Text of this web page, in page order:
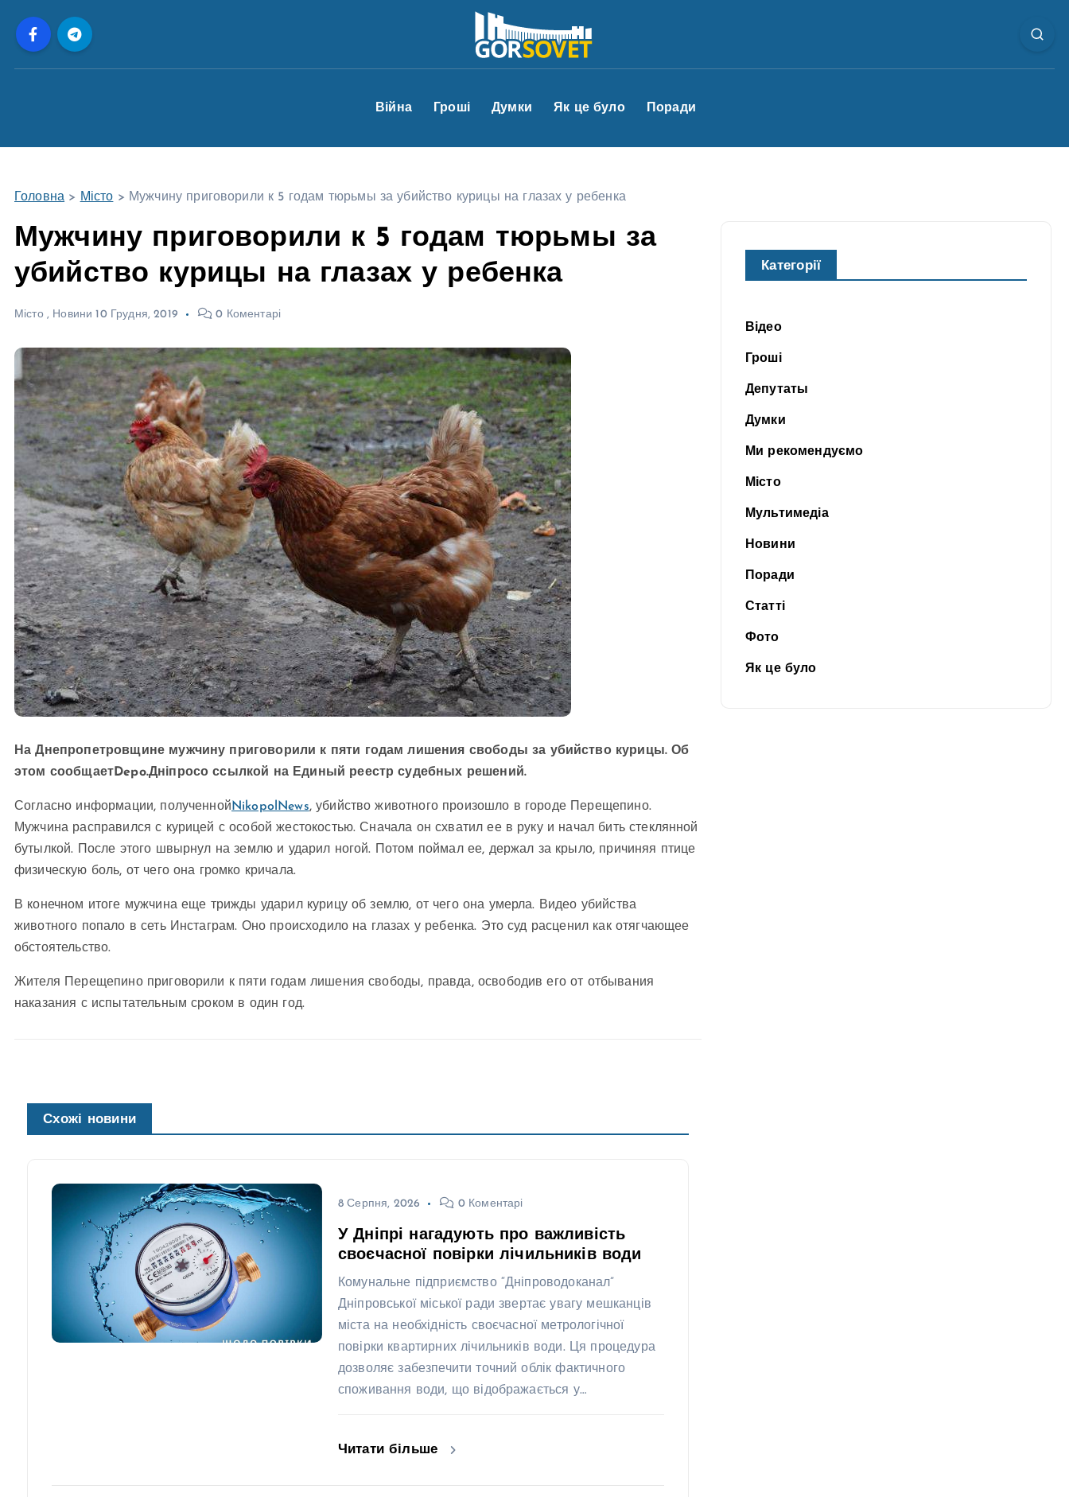
Війна Гроші Думки Як це було Поради
Головна > Місто > Мужчину приговорили к 5 годам тюрьмы за убийство курицы на глазах у ребенка
Мужчину приговорили к 5 годам тюрьмы за
убийство курицы на глазах у ребенка
Місто, Новини 10 Грудня, 2019 0 Коментарі
На Днепропетровщине мужчину приговорили к пяти годам лишения свободы за убийство курицы. Об
этом сообщаетDepo.Дніпросо ссылкой на Единый реестр судебных решений.
Согласно информации, полученной NikopolNews, убийство животного произошло в городе Перещепино.
Мужчина расправился с курицей с особой жестокостью. Сначала он схватил ее в руку и начал бить стеклянной
бутылкой. После этого швырнул на землю и ударил ногой. Потом поймал ее, держал за крыло, причиняя птице
физическую боль, от чего она громко кричала.
В конечном итоге мужчина еще трижды ударил курицу об землю, от чего она умерла. Видео убийства
животного попало в сеть Инстаграм. Оно происходило на глазах у ребенка. Это суд расценил как отягчающее
обстоятельство.
Жителя Перещепино приговорили к пяти годам лишения свободы, правда, освободив его от отбывания
наказания с испытательным сроком в один год.
Схожі новини
8 Серпня, 2026 0 Коментарі
У Дніпрі нагадують про важливість
своєчасної повірки лічильників води
Комунальне підприємство “Дніпроводоканал”
Дніпровської міської ради звертає увагу мешканців
міста на необхідність своєчасної метрологічної
повірки квартирних лічильників води. Ця процедура
дозволяє забезпечити точний облік фактичного
споживання води, що відображається у…
Читати більше
Категорії
Відео
Гроші
Депутаты
Думки
Ми рекомендуємо
Місто
Мультимедіа
Новини
Поради
Статті
Фото
Як це було